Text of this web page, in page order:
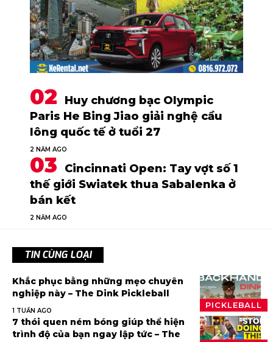
Huy chương bạc Olympic
Paris He Bing Jiao giải nghệ cầu
lông quốc tế ở tuổi 27
2 NĂM AGO
Cincinnati Open: Tay vợt số 1
thế giới Swiatek thua Sabalenka ở
bán kết
2 NĂM AGO
TIN CÙNG LOẠI
PICKLEBALL
Khắc phục bằng những mẹo chuyên
nghiệp này – The Dink Pickleball
1 TUẦN AGO
7 thói quen ném bóng giúp thể hiện
trình độ của bạn ngay lập tức – The